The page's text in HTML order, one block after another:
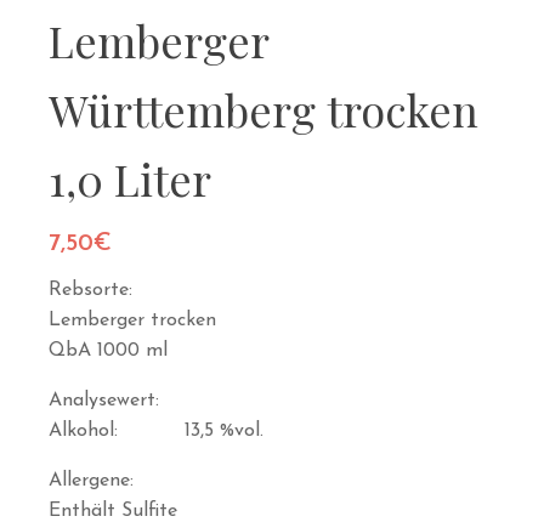
Lemberger
Württemberg trocken
1,0 Liter
7,50€
Rebsorte:
Lemberger trocken
QbA 1000 ml
Analysewert:
Alkohol: 13,5 %vol.
Allergene:
Enthält Sulfite